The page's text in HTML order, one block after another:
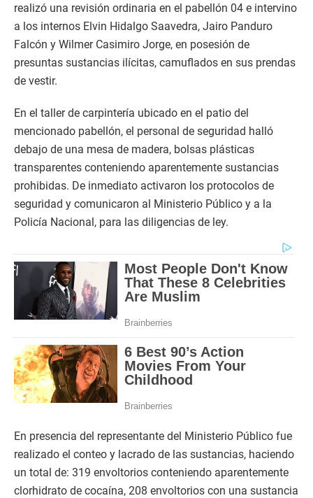
realizó una revisión ordinaria en el pabellón 04 e intervino
a los internos Elvin Hidalgo Saavedra, Jairo Panduro
Falcón y Wilmer Casimiro Jorge, en posesión de
presuntas sustancias ilícitas, camuflados en sus prendas
de vestir.
En el taller de carpintería ubicado en el patio del
mencionado pabellón, el personal de seguridad halló
debajo de una mesa de madera, bolsas plásticas
transparentes conteniendo aparentemente sustancias
prohibidas. De inmediato activaron los protocolos de
seguridad y comunicaron al Ministerio Público y a la
Policía Nacional, para las diligencias de ley.
En presencia del representante del Ministerio Público fue
realizado el conteo y lacrado de las sustancias, haciendo
un total de: 319 envoltorios conteniendo aparentemente
clorhidrato de cocaína, 208 envoltorios con una sustancia